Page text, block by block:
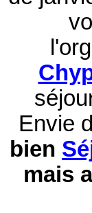
Envie
bien
mais